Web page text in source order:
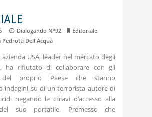
Dialogando N°92
Editoriale
Pedrotti Dell'Acqua
azienda USA, leader nel mercato degli
, ha rifiutato di collaborare con gli
del proprio Paese che stanno
indagini su di un terrorista autore di
negando le chiavi d’accesso alla
suo portatile. Premesso che